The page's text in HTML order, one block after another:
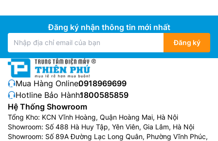
Đăng ký nhận thông tin mới nhất
Đăng ký
Mua Hàng Online:0918969699
Hotline Bảo Hành:1800585859
Hệ Thống Showroom
Tổng Kho: KCN Vĩnh Hoàng, Quận Hoàng Mai, Hà Nội
Showroom: Số 488 Hà Huy Tập, Yên Viên, Gia Lâm, Hà Nội
Showroom: Số 89A Đường Lạc Long Quân, Phường Vĩnh Phúc,